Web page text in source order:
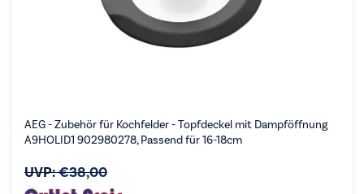
AEG - Zubehör für Kochfelder - Topfdeckel mit Dampföffnung
A9HOLID1 902980278, Passend für 16-18cm
UVP:€38,00